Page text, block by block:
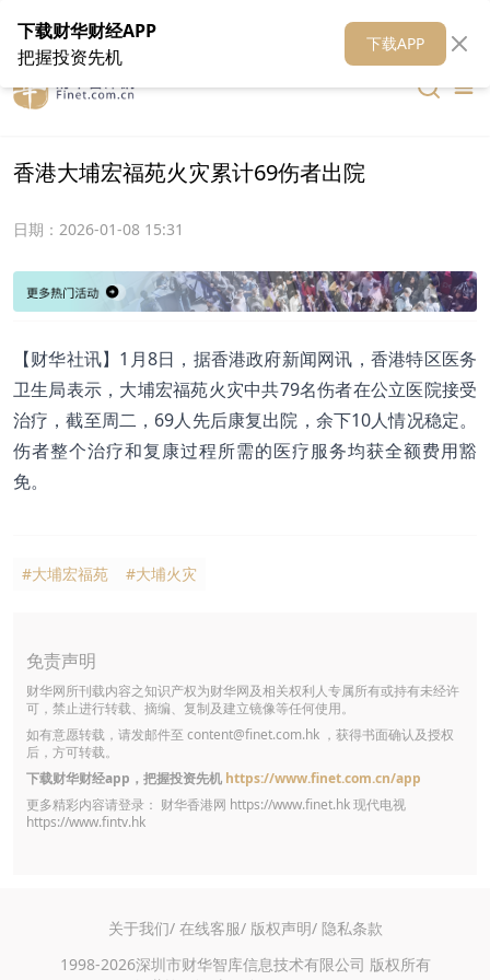
在线客服 关于我们 财华媒体矩阵 财华智库
香港大埔宏福苑火灾累计69伤者出院
日期： 2026-01-08 15:31
【财华社讯】1月8日，据香港政府新闻网讯，香港特区医务
卫生局表示，大埔宏福苑火灾中共79名伤者在公立医院接受
治疗，截至周二，69人先后康复出院，余下10人情况稳定。
伤者整个治疗和复康过程所需的医疗服务均获全额费用豁
免。
#大埔宏福苑 #大埔火灾
免责声明
财华网所刊载内容之知识产权为财华网及相关权利人专属所有或持有未经许
可，禁止进行转载、摘编、复制及建立镜像等任何使用。
如有意愿转载，请发邮件至 content@finet.com.hk ，获得书面确认及授权
后，方可转载。
下载财华财经app，把握投资先机 https://www.finet.com.cn/app
更多精彩内容请登录： 财华香港网 https://www.finet.hk现代电视
https://www.fintv.hk
关于我们/ 在线客服/ 版权声明/ 隐私条款
1998-2026深圳市财华智库信息技术有限公司 版权所有
下载财华财经APP
把握投资先机
下载APP